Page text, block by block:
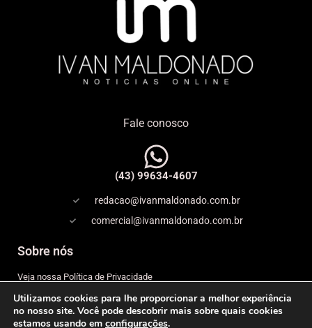
Fale conosco
(43) 99634-4607
redacao@ivanmaldonado.com.br
comercial@ivanmaldonado.com.br
Sobre nós
Veja nossa Política de Privacidade
Copyright
Utilizamos cookies para lhe proporcionar a melhor experiência
no nosso site. Você pode descobrir mais sobre quais cookies
estamos usando em configurações.